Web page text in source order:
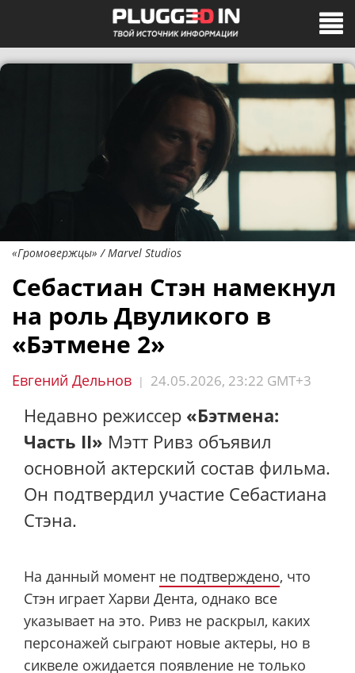
«Громовержцы» / Marvel Studios
Себастиан Стэн намекнул
на роль Двуликого в
«Бэтмене 2»
Евгений Дельнов | 24.05.2026, 23:22 GMT+3
Недавно режиссер «Бэтмена:
Часть II» Мэтт Ривз объявил
основной актерский состав фильма.
Он подтвердил участие Себастиана
Стэна.
На данный момент не подтверждено, что
Стэн играет Харви Дента, однако все
указывает на это. Ривз не раскрыл, каких
персонажей сыграют новые актеры, но в
сиквеле ожидается появление не только